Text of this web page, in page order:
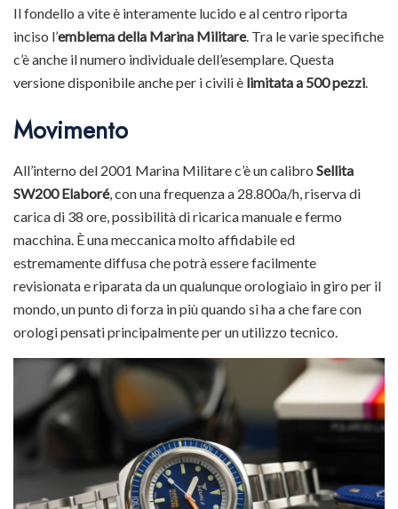
Il fondello a vite è interamente lucido e al centro riporta
inciso l’emblema della Marina Militare. Tra le varie specifiche
c’è anche il numero individuale dell’esemplare. Questa
versione disponibile anche per i civili è limitata a 500 pezzi.
Movimento
All’interno del 2001 Marina Militare c’è un calibro Sellita
SW200 Elaboré, con una frequenza a 28.800a/h, riserva di
carica di 38 ore, possibilità di ricarica manuale e fermo
macchina. È una meccanica molto affidabile ed
estremamente diffusa che potrà essere facilmente
revisionata e riparata da un qualunque orologiaio in giro per il
mondo, un punto di forza in più quando si ha a che fare con
orologi pensati principalmente per un utilizzo tecnico.